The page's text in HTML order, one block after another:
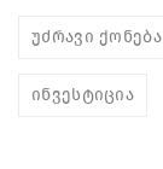
უძრავი ქონება
ინვესტიცია